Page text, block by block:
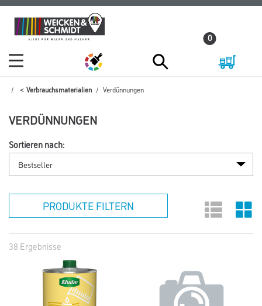
Zum
Inhalt
Zum
Navigationsmenü
0
Verbrauchsmaterialien Verdünnungen
VERDÜNNUNGEN
Sortieren nach:
PRODUKTE FILTERN
38 Ergebnisse